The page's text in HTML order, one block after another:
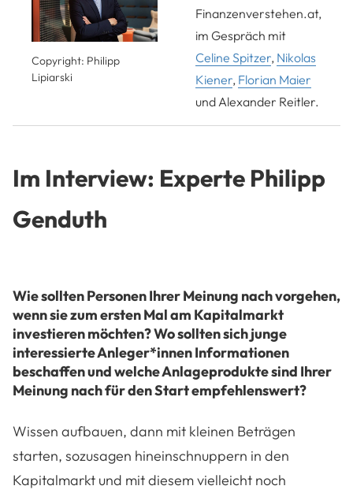
Copyright: Philipp
Lipiarski
Finanzenverstehen.at,
im Gespräch mit
Celine Spitzer, Nikolas
Kiener, Florian Maier
und Alexander Reitler.
Im Interview: Experte Philipp
Genduth
Wie sollten Personen Ihrer Meinung nach vorgehen,
wenn sie zum ersten Mal am Kapitalmarkt
investieren möchten? Wo sollten sich junge
interessierte Anleger*innen Informationen
beschaffen und welche Anlageprodukte sind Ihrer
Meinung nach für den Start empfehlenswert?
Wissen aufbauen, dann mit kleinen Beträgen
starten, sozusagen hineinschnuppern in den
Kapitalmarkt und mit diesem vielleicht noch